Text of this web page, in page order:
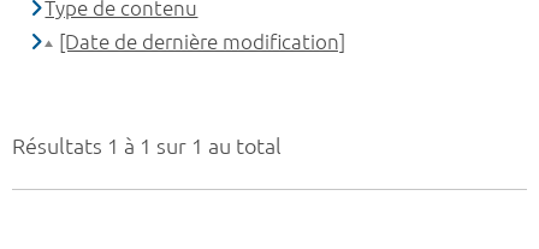
Résultats 1 à 1 sur 1 au total
Type de contenu
[Date de dernière modification]